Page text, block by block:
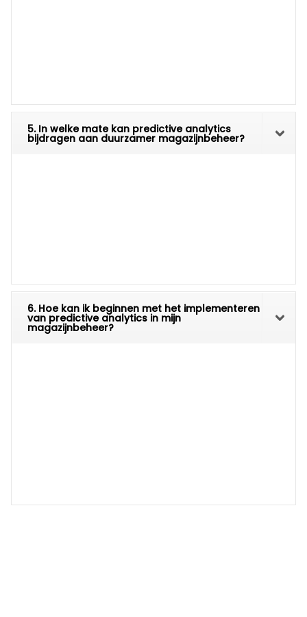
5. In welke mate kan predictive analytics
bijdragen aan duurzamer magazijnbeheer?
6. Hoe kan ik beginnen met het implementeren
van predictive analytics in mijn
magazijnbeheer?